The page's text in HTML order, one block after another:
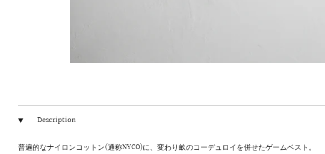
Description
普遍的なナイロンコットン(通称NYCO)に、変わり畝のコーデュロイを併せたゲームベスト。